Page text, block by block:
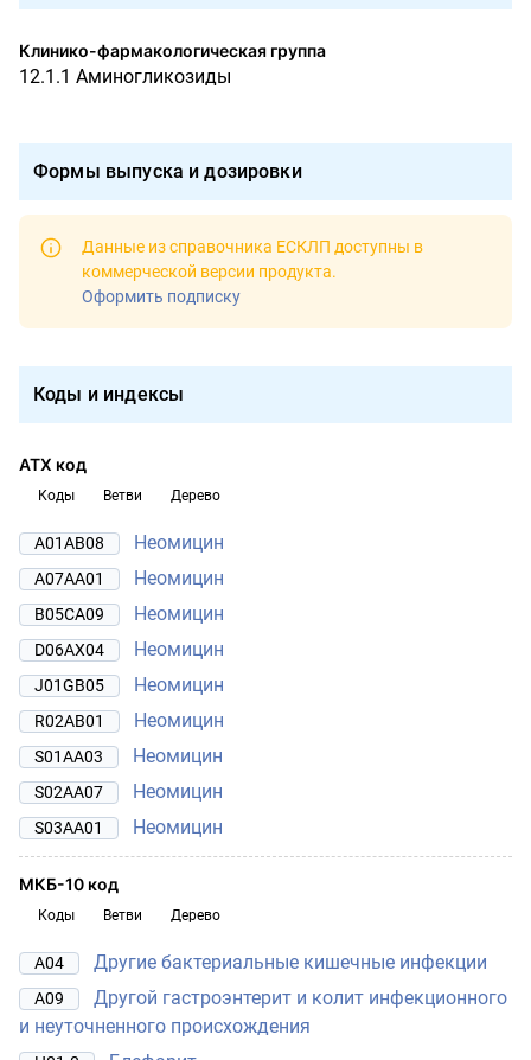
Клинико-фармакологическая группа
12.1.1 Аминогликозиды
Формы выпуска и дозировки
Данные из справочника ЕСКЛП доступны в
коммерческой версии продукта.
Оформить подписку
Коды и индексы
АТХ код
Коды Ветви Дерево
A01AB08 Неомицин
A07AA01 Неомицин
B05CA09 Неомицин
D06AX04 Неомицин
J01GB05 Неомицин
R02AB01 Неомицин
S01AA03 Неомицин
S02AA07 Неомицин
S03AA01 Неомицин
МКБ-10 код
Коды Ветви Дерево
A04 Другие бактериальные кишечные инфекции
A09
Другой гастроэнтерит и колит инфекционного
и неуточненного происхождения